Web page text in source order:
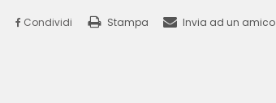
Stampa Invia ad un amico
Condividi